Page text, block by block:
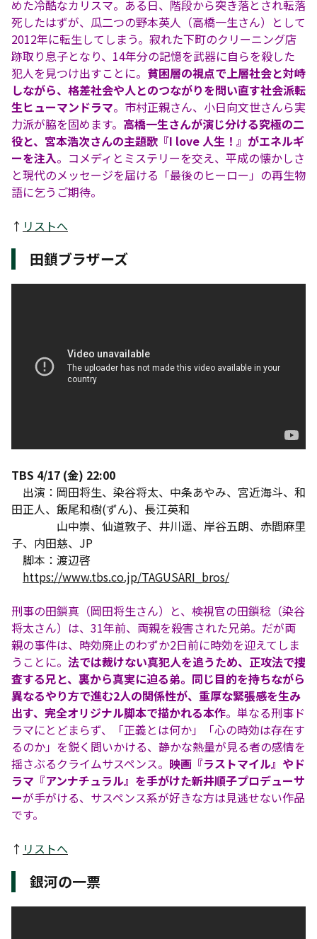
めた冷酷なカリスマ。ある日、階段から突き落とされ転落
死したはずが、瓜二つの野本英人（高橋一生さん）として
2012年に転生してしまう。寂れた下町のクリーニング店
跡取り息子となり、14年分の記憶を武器に自らを殺した
犯人を見つけ出すことに。 貧困層の視点で上層社会と対峙
しながら、格差社会や人とのつながりを問い直す社会派転
生ヒューマンドラマ。市村正親さん、小日向文世さんら実
力派が脇を固めます。 高橋一生さんが演じ分ける究極の二
役と、宮本浩次さんの主題歌『I love 人生！』がエネルギ
ーを注入。コメディとミステリーを交え、平成の懐かしさ
と現代のメッセージを届ける「最後のヒーロー」の再生物
語に乞うご期待。
↑ リストへ
田鎖ブラザーズ
TBS 4/17 (金) 22:00
出演：岡田将生、染谷将太、中条あやみ、宮近海斗、和
田正人、飯尾和樹(ずん)、長江英和
山中崇、仙道敦子、井川遥、岸谷五朗、赤間麻里
子、内田慈、JP
脚本：渡辺啓
https://www.tbs.co.jp/TAGUSARI_bros/
刑事の田鎖真（岡田将生さん）と、検視官の田鎖稔（染谷
将太さん）は、31年前、両親を殺害された兄弟。だが両
親の事件は、時効廃止のわずか2日前に時効を迎えてしま
うことに。 法では裁けない真犯人を追うため、正攻法で捜
査する兄と、裏から真実に迫る弟。同じ目的を持ちながら
異なるやり方で進む2人の関係性が、重厚な緊張感を生み
出す、完全オリジナル脚本で描かれる本作。単なる刑事ド
ラマにとどまらず、「正義とは何か」「心の時効は存在す
るのか」を鋭く問いかける、静かな熱量が見る者の感情を
揺さぶるクライムサスペンス。 映画『ラストマイル』やド
ラマ『アンナチュラル』を手がけた新井順子プロデューサ
ーが手がける、サスペンス系が好きな方は見逃せない作品
です。
↑ リストへ
銀河の一票